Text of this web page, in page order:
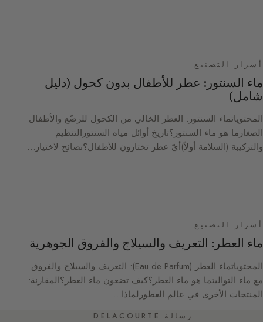
أسرار التصنيع
ماء السنتور: عطر للأطفال بدون كحول (دليل
شامل)
المحتوياتماء السنتور: العطر الخالي من الكحول للرضّع والأطفال
الصغارما هو ماء السنتور؟تاريخ أوائل مياه السنتورالتنظيم
والتركيبة (السلامة أولاً)أيّ عطر تختارون للأطفال؟نصائح لاختيار…
أسرار التصنيع
ماء العطر: التعريف والسيلاج والفروق الجوهرية
المحتوياتماء العطر (Eau de Parfum): التعريف والسيلاج والفروق
مع ماء التواليتما هو ماء العطر؟كيف تضعون ماء العطر؟المقارنة:
المنتجات الأخرى في عالم العطورلماذا…
رسالة DELACOURTE